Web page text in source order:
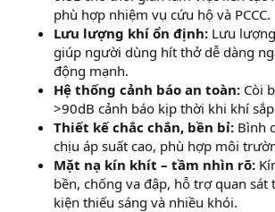
phù hợp nhiệm vụ cứu hộ và PCCC.
Lưu lượng khí ổn định: Lưu
giúp người dùng hít thở dễ dàng
động mạnh.
Hệ thống cảnh báo an toàn: Còi
>90dB cảnh báo kịp thời khi khí
Thiết kế chắc chắn, bền bỉ: Bình
chịu áp suất cao, phù hợp môi
Mặt nạ kín khít – tầm nhìn rõ:
bền, chống va đập, hỗ trợ quan sát
kiện thiếu sáng và nhiều khói.